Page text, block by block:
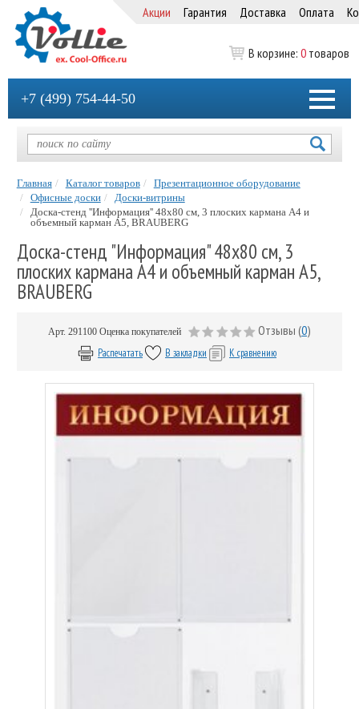
Акции Гарантия Доставка Оплата
В корзине: 0 товаров
+7 (499) 754-44-50
Главная Каталог товаров
Презентационное оборудование
Офисные доски
Доски-витрины
Доска-стенд ''Информация'' 48х80 см, 3 плоских кармана А4 и
объемный карман А5, BRAUBERG
Доска-стенд "Информация" 48х80 см, 3
плоских кармана А4 и объемный карман А5,
BRAUBERG
Арт. 291100 Оценка покупателей Отзывы (0)
Распечатать В закладки К сравнению